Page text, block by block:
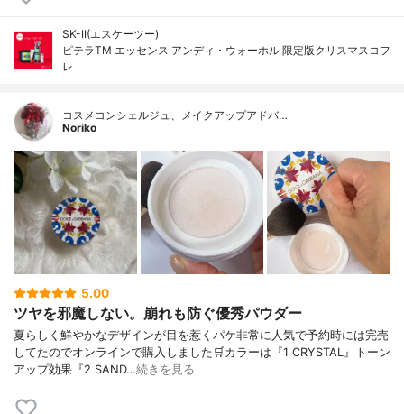
SK-II(エスケーツー)
ピテラTM エッセンス アンディ・ウォーホル 限定版クリスマスコフ
レ
コスメコンシェルジュ、メイクアップアドバ…
Noriko
5.00
ツヤを邪魔しない。崩れも防ぐ優秀パウダー
夏らしく鮮やかなデザインが目を惹くパケ非常に人気で予約時には完売
してたのでオンラインで購入しました🛒カラーは『1 CRYSTAL』トーン
アップ効果『2 SAND…続きを見る